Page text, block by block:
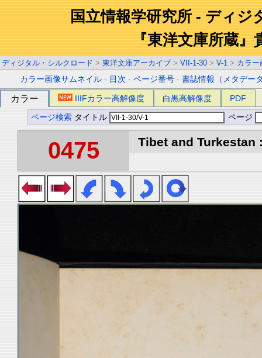
国立情報学研究所 - ディジ
『東洋文庫所蔵』
ディジタル・シルクロード > 東洋文庫アーカイブ > VII-1-30 > V-1 > カラー
カラー画像サムネイル - 目次 -ページ番号 -書誌情報（メタデー
カラー IIIFカラー高解像度 白黒高解像度 PDF
ページ検索 タイトル ページ
0475 Tibet and Turkestan